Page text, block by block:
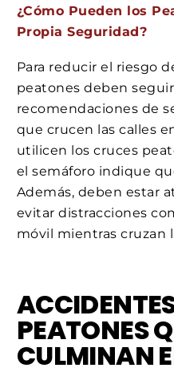
¿Cómo Pueden los
Propia Seguridad?
Para reducir el riesgo
peatones deben
recomendaciones de
que crucen las calles
utilicen los cruces
el semáforo indique
Además, deben estar
evitar distracciones
móvil mientras cruzan
PEATONES
CULMINAN